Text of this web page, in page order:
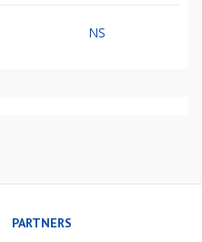
NS
PARTNERS